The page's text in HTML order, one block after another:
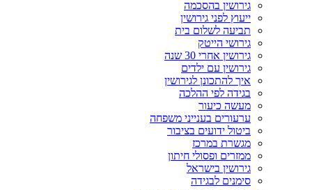
גירושין בהסכמה
ייעוץ לפני גירושין
תביעה לשלום בית
גירושי הייטק
גירושין אחרי 30 שנה
גירושין עם ילדים
איך להתכונן לגירושין
בגידה לפי ההלכה
מעשה כיעור
ערעורים בענייני משפחה
ביטול ידועים בציבור
מגשרת במרכז
ממזרים ופסולי חיתון
גירושין בישראל
סימנים לבגידה